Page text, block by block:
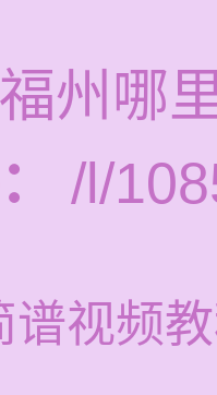
福州哪
/l/
谱视频